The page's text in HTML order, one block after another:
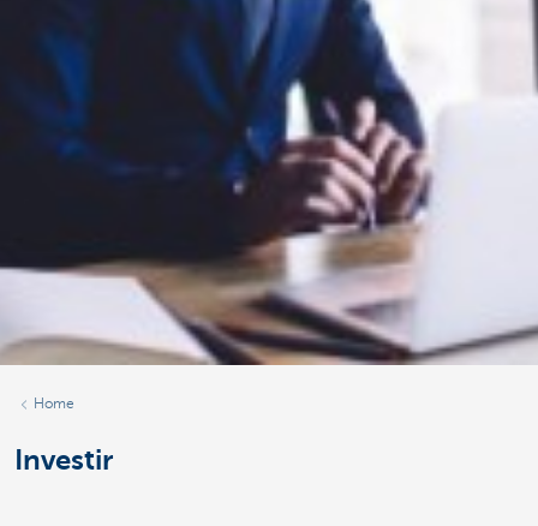
Home
Investir